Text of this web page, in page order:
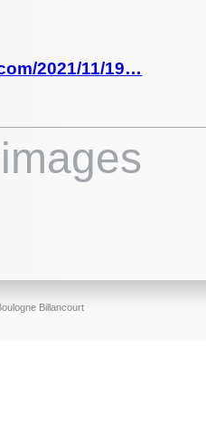
2021/11/19…
Billancourt